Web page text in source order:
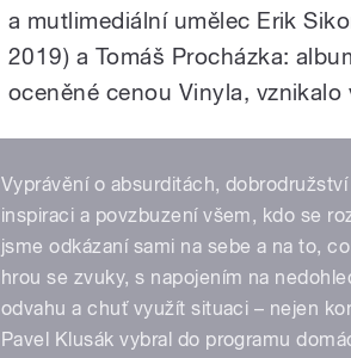
a mutlimediální umělec Erik
2019) a Tomáš Procházka:
oceněné cenou Vinyla,
Vyprávění o absurditách,
inspiraci a povzbuzení všem, kdo se
jsme odkázaní sami na sebe a na to,
hrou se zvuky, s napojením na
odvahu a chuť využít situaci – nejen
Pavel Klusák vybral do programu